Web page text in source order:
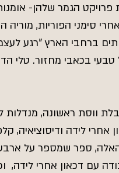
פרויקט הגמר שלהן-
סימני הפוריות,
ברחבי הארץ "רגע
טבעי בכאבי מחזור. טלי
ווסת ראשונה, מנדלות
אחרי לידה
האלה, ספר שמספר על
עם דכאון אחרי לידה,